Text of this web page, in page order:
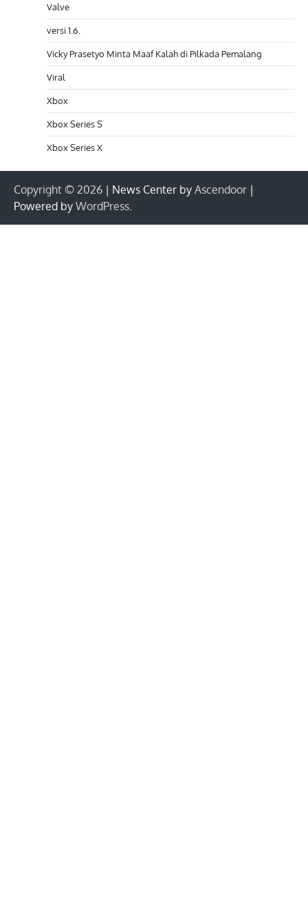
Valve
versi 1.6.
Vicky Prasetyo Minta Maaf Kalah di Pilkada Pemalang
Viral
Xbox
Xbox Series S
Xbox Series X
Copyright © 2026 | News Center by Ascendoor |
Powered by WordPress